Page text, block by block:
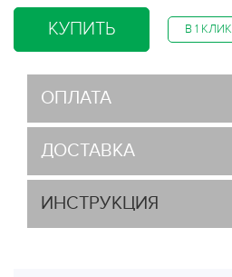
КУПИТЬ В 1 КЛИК
ОПЛАТА
ДОСТАВКА
ИНСТРУКЦИЯ